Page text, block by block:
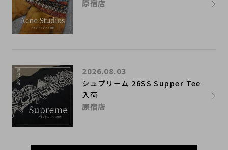
原宿店
シュプリーム 26SS Supper Tee
入荷
2026.08.03
原宿店